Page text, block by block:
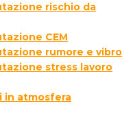
rischio da
CEM
rumore e vibro
stress lavoro
in atmosfera